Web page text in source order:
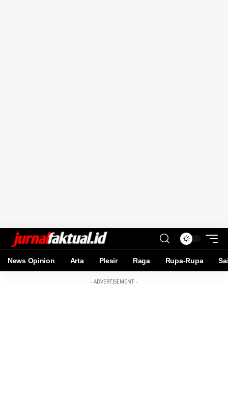
News Opinion Arta Plesir Raga Rupa-Rupa
- ADVERTISEMENT -